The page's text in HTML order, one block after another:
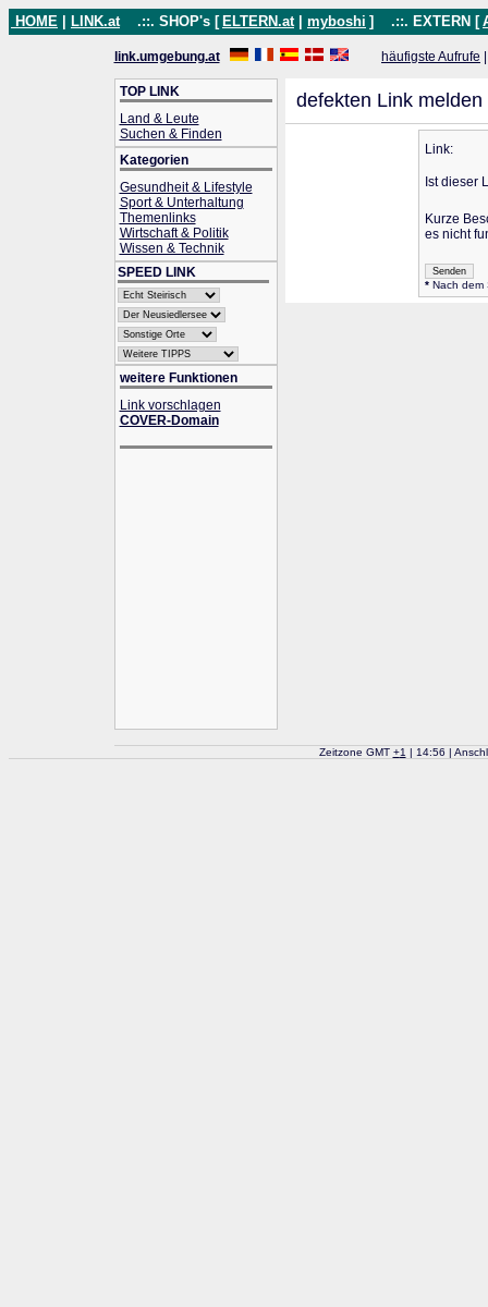
HOME LINK.at .::. SHOP's [ ELTERN.at myboshi ] .::. EXTERN [
link.umgebung.at häufigste Aufrufe
TOP LINK
Land & Leute
Suchen & Finden
Kategorien
Gesundheit & Lifestyle
Sport & Unterhaltung
Themenlinks
Wirtschaft & Politik
Wissen & Technik
SPEED LINK
weitere Funktionen
Link vorschlagen
COVER-Domain
defekten Link melden
Link:
Ist dieser
Kurze
es nicht
*Nach dem
Zeitzone GMT +1 | 14:56 |